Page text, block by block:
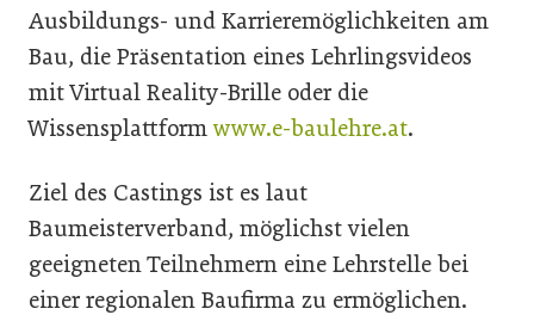
Ausbildungs- und Karrieremöglichkeiten am
Bau, die Präsentation eines Lehrlingsvideos
mit Virtual Reality-Brille oder die
Wissensplattformwww.e-baulehre.at.
Ziel des Castings ist es laut
Baumeisterverband, möglichst vielen
geeigneten Teilnehmern eine Lehrstelle bei
einer regionalen Baufirma zu ermöglichen.